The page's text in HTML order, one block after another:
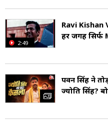
भारतीय प्रवासी को
हुए है. भोजपुरी सिनेमा
सूरीनाम, फिजी, मॉरीशस
और तीसरी पीढ़ी के
भी यह भाषा बोलते हैं-
2:49
Ravi
हर जगह सिर्फ
पवन सिंह ने
ज्योति सिंह?